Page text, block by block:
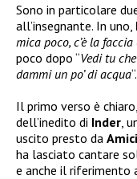
Sono in particolare
all’insegnante. In uno,
mica poco, c’è la
poco dopo “Vedi tu
dammi un po’ di acqua“.
Il primo verso è
dell’inedito di Inder ,
uscito presto da Amici
ha lasciato cantare
e anche il riferimento